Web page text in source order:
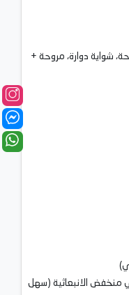
شواية دوارة، مروحة +
منخفض الانبعاثية (سهل